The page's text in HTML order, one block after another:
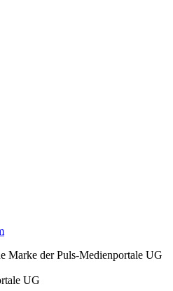
Marke der Puls-Medienportale UG
UG